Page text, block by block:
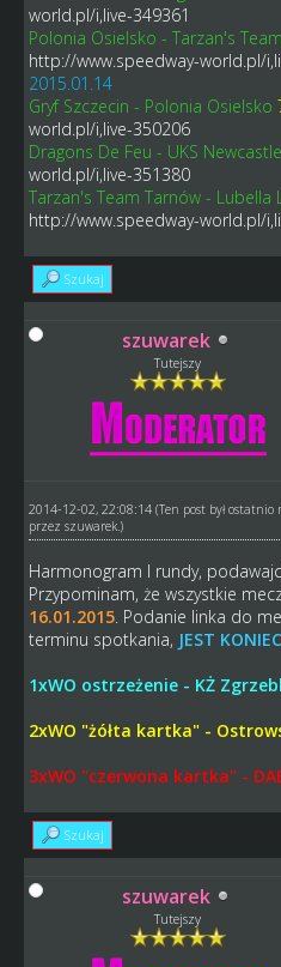
world.pl/i,live-349361
Polonia Osielsko - Tarzan's
http://www.speedway-world.pl/
2015.01.14
Gryf Szczecin - Polonia Osielsko
world.pl/i,live-350206
Dragons De Feu - UKS Newcastle
world.pl/i,live-351380
Tarzan's Team Tarnów - Lubella
http://www.speedway-world.pl/
Szukaj
szuwarek
Tutejszy
2014-12-02, 22:08:14 (Ten post był ostatnio
przez szuwarek.)
Harmonogram I rundy,
Przypominam, że wszystkie
16.01.2015. Podanie linka do
terminu spotkania, JEST
1xWO ostrzeżenie - KŻ
2xWO "żółta kartka" -
3xWO "czerwona kartka" -
Szukaj
szuwarek
Tutejszy